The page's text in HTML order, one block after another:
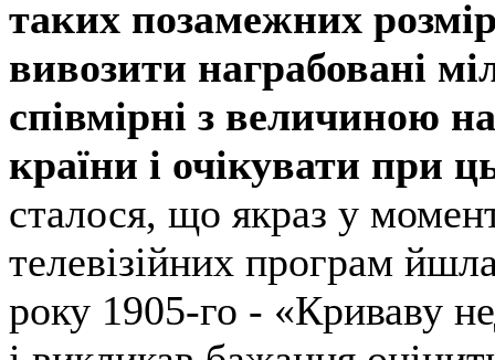
таких позамежних
вивозити награбовані
співмірні з величиною
країни і очікувати при
сталося, що якраз у
телевізійних програм
року 1905-го - «Криваву